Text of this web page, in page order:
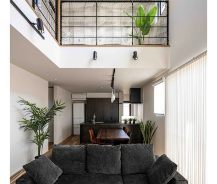
理由
注文住宅で値引き交渉を成功させるポイン
ト
注文住宅で固定費を抑える省エネ対策の工
注文住宅でグレードダウンのメリットと注
意点
家族の暮らしに合う注文住宅の考え方
注文住宅で家族のライフスタイルを反映す
る方法
注文住宅で変化に強い間取りを考えるポイ
ント